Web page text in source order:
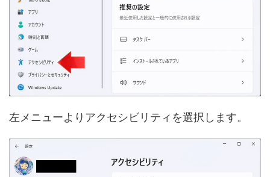
左メニューよりアクセシビリティを選択します。